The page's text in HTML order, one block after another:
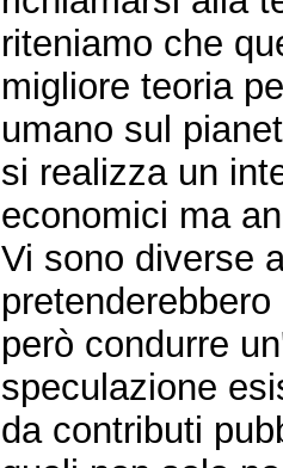
riteniamo che
migliore teoria
umano sul
si realizza un
economici ma
Vi sono diverse
però condurre
speculazione
da contributi